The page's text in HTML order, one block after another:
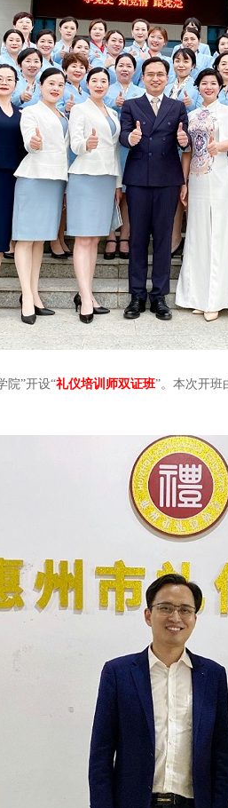
院”开设“礼仪培训师双证班”。本次开班